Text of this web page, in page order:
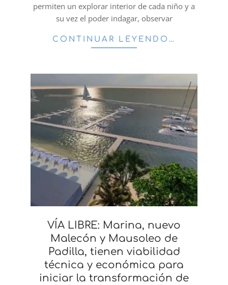
permiten un explorar interior de cada niño y a
su vez el poder indagar, observar
CONTINUAR LEYENDO…
VÍA LIBRE: Marina, nuevo
Malecón y Mausoleo de
Padilla, tienen viabilidad
técnica y económica para
iniciar la transformación de